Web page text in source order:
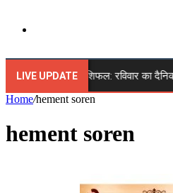
for
LIVE UPDATE
अगस्त 2026 राशिफल: रविवार का दैनिक
Home/hement soren
hement soren